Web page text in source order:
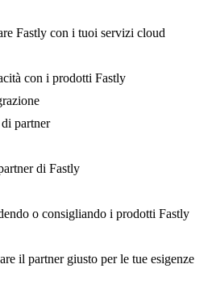
Fastly con i tuoi servizi cloud
con i prodotti Fastly
partner
di Fastly
o consigliando i prodotti Fastly
il partner giusto per le tue esigenze